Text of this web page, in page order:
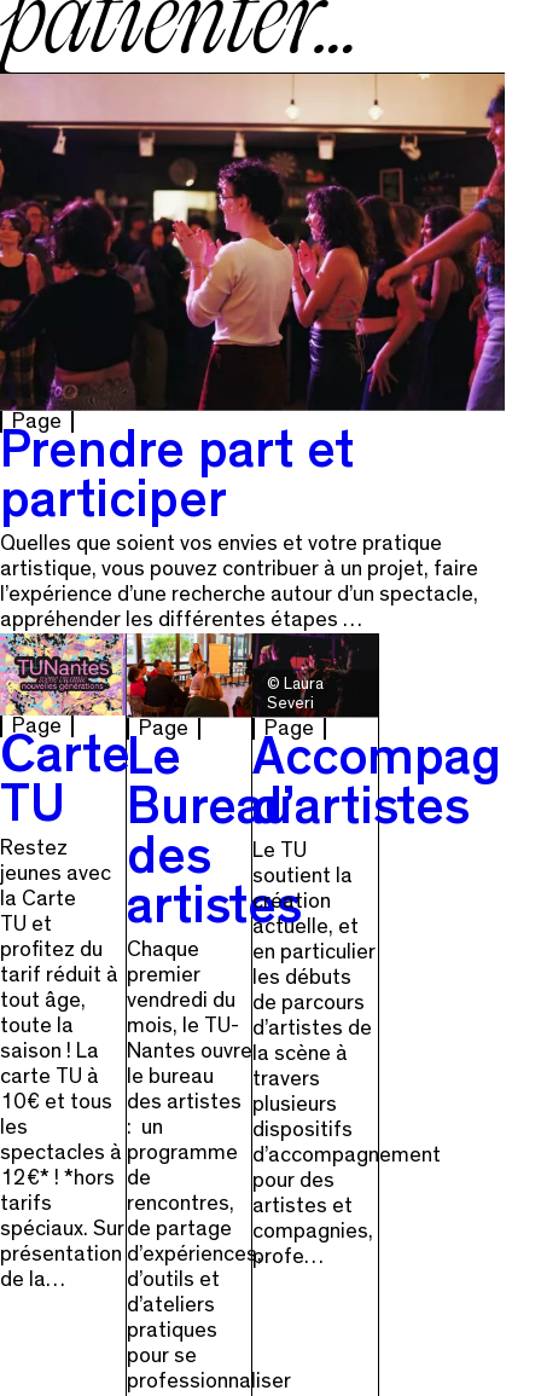
patienter…
Page
Prendre part et
participer
Quelles que soient vos envies et votre pratique
artistique, vous pouvez contribuer à un projet, faire
l’expérience d’une recherche autour d’un spectacle,
appréhender les différentes étapes …
Page
Carte
TU
Restez
jeunes avec
la Carte
TU et
profitez du
tarif réduit à
tout âge,
toute la
saison ! La
carte TU à
10€ et tous
les
spectacles à
12€* ! *hors
tarifs
spéciaux. Sur
présentation
de la…
Page
Le
Bureau
des
artistes
Chaque
premier
vendredi du
mois, le TU-
Nantes ouvre
le bureau
des artistes
: un
programme
de
rencontres,
de partage
d’expériences,
d’outils et
d’ateliers
pratiques
pour se
professionnaliser
© Laura
Severi
Page
d’artistes
Le TU
soutient la
création
actuelle, et
en particulier
les débuts
de parcours
d’artistes de
la scène à
travers
plusieurs
dispositifs
d’accompagnement
pour des
artistes et
compagnies,
profe…